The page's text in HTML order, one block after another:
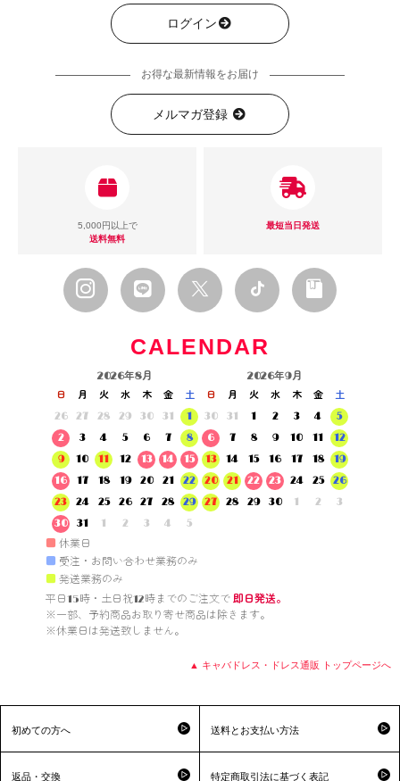
ログイン
お得な最新情報をお届け
メルマガ登録
5,000円以上で
送料無料
最短当日発送
CALENDAR
2026年8月
日 月 火 水 木 金
土
26
27 28 29 30 31
1
2
3 4 5 6 7
8
9
10 11 12 13 14
15
16
17 18 19 20 21
22
23
24 25 26 27 28
29
30
31 1 2 3 4 5
2026年9月
日 月 火 水 木 金
土
30
31 1 2 3 4
5
6
7 8 9 10 11
12
13
14 15 16 17 18
19
20
21 22 23 24 25
26
27
28 29 30 1 2 3
■ 休業日
■ 受注・お問い合わせ業務のみ
■ 発送業務のみ
平日15時・土日祝12時までのご注文で 即日発送。
※一部、予約商品お取り寄せ商品は除きます。
※休業日は発送致しません。
▲ キャバドレス・ドレス通販 トップページへ
初めての方へ 送料とお支払い方法
返品・交換 特定商取引法に基づく表記